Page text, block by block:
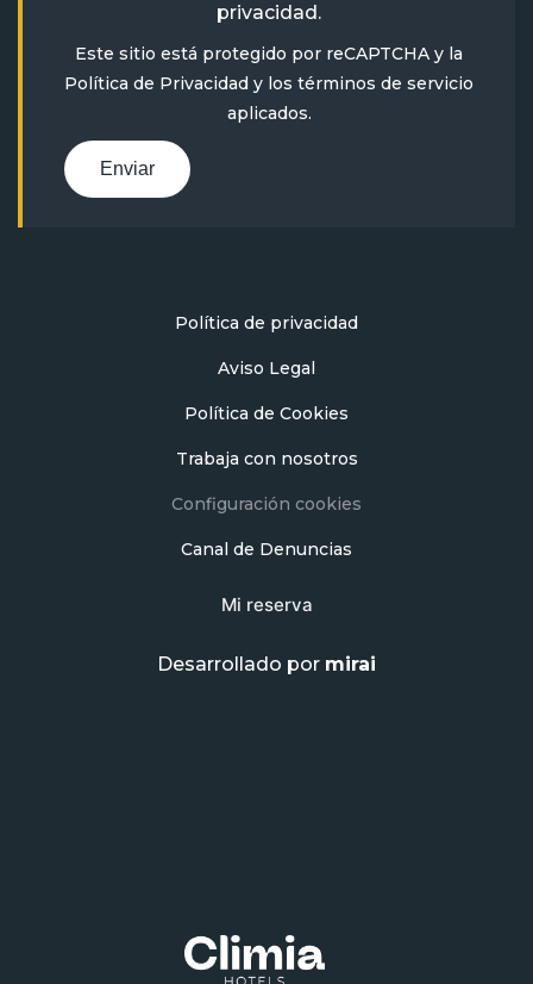
privacidad .
Este sitio está protegido por reCAPTCHA y la
Política de Privacidad y los términos de servicio
aplicados.
Enviar
Política de privacidad
Aviso Legal
Política de Cookies
Trabaja con nosotros
Configuración cookies
Canal de Denuncias
Mi reserva
Desarrollado por mirai